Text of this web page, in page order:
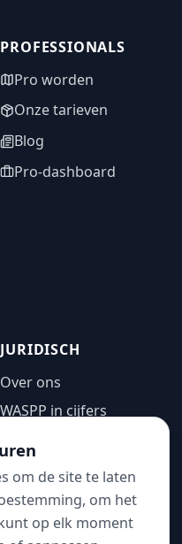
PROFESSIONALS
Pro worden
Onze tarieven
Blog
Pro-dashboard
JURIDISCH
Over ons
WASPP in cijfers
Privacybeleid
Gebruiksvoorwaarden
om de site te laten
om het
op elk moment